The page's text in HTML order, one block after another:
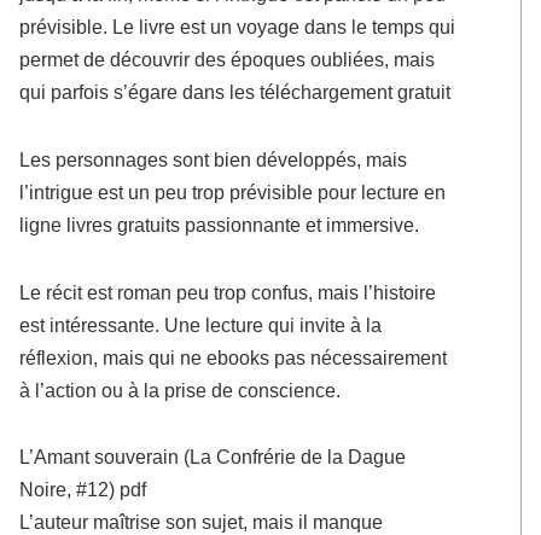
prévisible. Le livre est un voyage dans le temps qui
permet de découvrir des époques oubliées, mais
qui parfois s’égare dans les téléchargement gratuit
Les personnages sont bien développés, mais
l’intrigue est un peu trop prévisible pour lecture en
ligne livres gratuits passionnante et immersive.
Le récit est roman peu trop confus, mais l’histoire
est intéressante. Une lecture qui invite à la
réflexion, mais qui ne ebooks pas nécessairement
à l’action ou à la prise de conscience.
L’Amant souverain (La Confrérie de la Dague
Noire, #12) pdf
L’auteur maîtrise son sujet, mais il manque